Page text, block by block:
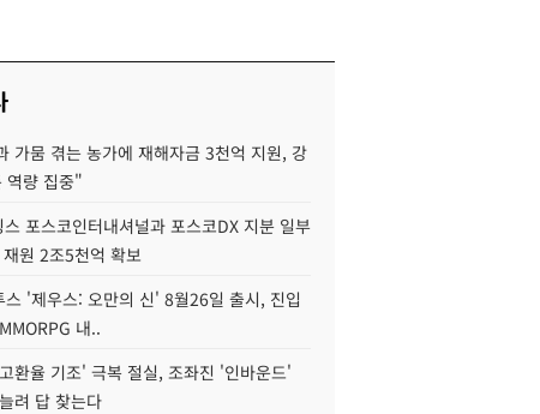
가뭄 겪는 농가에 재해자금 3천억 지원, 강
역량 집중"
포스코인터내셔널과 포스코DX 지분 일부
원 2조5천억 확보
스 '제우스: 오만의 신' 8월26일 출시, 진입
내..
환율 기조' 극복 절실, 조좌진 '인바운드'
려 답 찾는다